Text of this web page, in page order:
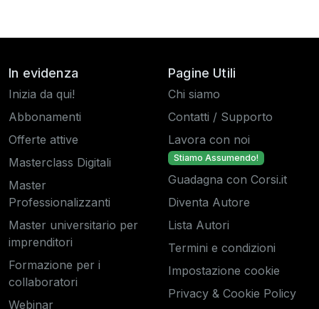
In evidenza
Inizia da qui!
Abbonamenti
Offerte attive
Masterclass Digitali
Master
Professionalizzanti
Master universitario per
imprenditori
Formazione per i
collaboratori
Webinar
Pagine Utili
Chi siamo
Contatti / Supporto
Lavora con noi
Stiamo Assumendo!
Guadagna con Corsi.it
Diventa Autore
Lista Autori
Termini e condizioni
Impostazione cookie
Privacy & Cookie Policy